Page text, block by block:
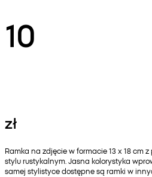
10
zł
Ramka na zdjęcie w formacie 13 x 18 cm
stylu rustykalnym. Jasna kolorystyka
samej stylistyce dostępne są ramki w